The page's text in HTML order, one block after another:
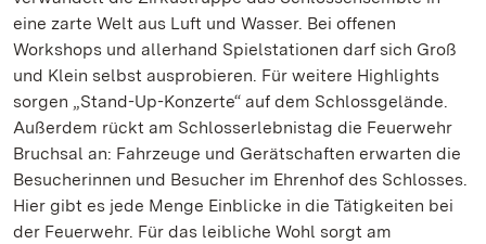
eine zarte Welt aus Luft und Wasser. Bei offenen
Workshops und allerhand Spielstationen darf sich Groß
und Klein selbst ausprobieren. Für weitere Highlights
sorgen „Stand-Up-Konzerte“ auf dem Schlossgelände.
Außerdem rückt am Schlosserlebnistag die Feuerwehr
Bruchsal an: Fahrzeuge und Gerätschaften erwarten die
Besucherinnen und Besucher im Ehrenhof des Schlosses.
Hier gibt es jede Menge Einblicke in die Tätigkeiten bei
der Feuerwehr. Für das leibliche Wohl sorgt am